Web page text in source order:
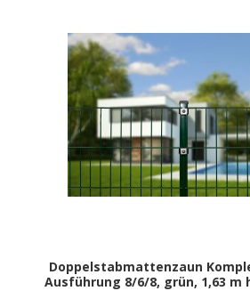
Doppelstabmattenzaun
Ausführung 8/6/8, grün, 1,63 m